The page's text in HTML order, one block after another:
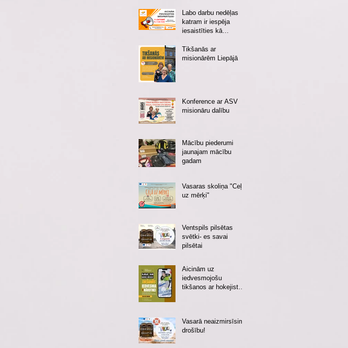
Labo darbu nedēļas
katram ir iespēja
iesaistīties kā
ziedotājam
Tikšanās ar
misionārēm Liepājā
Konference ar ASV
misionāru dalību
Mācību piederumi
jaunajam mācību
gadam
Vasaras skoliņa "Ceļā
uz mērķi"
Ventspils pilsētas
svētki- es savai
pilsētai
Aicinām uz
iedvesmojošu
tikšanos ar hokejistu
Vasarā neaizmirsīsim
drošību!